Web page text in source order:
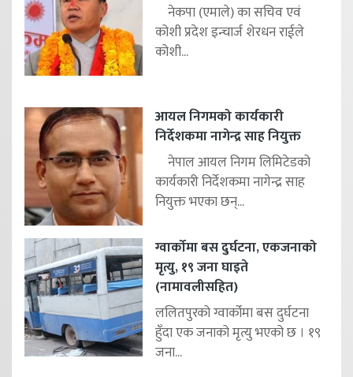
नेकपा (एमाले) का सचिव एवं
कोशी प्रदेश इन्चार्ज शेरधन राईले
कोशी...
आयल निगमको कार्यकारी
निर्देशकमा नागेन्द्र साह नियुक्त
नेपाल आयल निगम लिमिटेडको
कार्यकारी निर्देशकमा नागेन्द्र साह
नियुक्त भएका छन्...
ग्वार्कोमा बस दुर्घटना, एकजनाको
मृत्यु, १९ जना घाइते
(नामावलीसहित)
ललितपुरको ग्वार्कोमा बस दुर्घटना
हुँदा एक जनाको मृत्यु भएको छ । १९
जना...